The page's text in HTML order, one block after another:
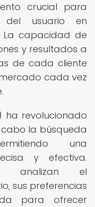
crucial para
del usuario en
La capacidad de
y resultados a
de cada cliente
cada vez
ha revolucionado
la búsqueda
una
y efectiva.
analizan el
sus preferencias
para ofrecer